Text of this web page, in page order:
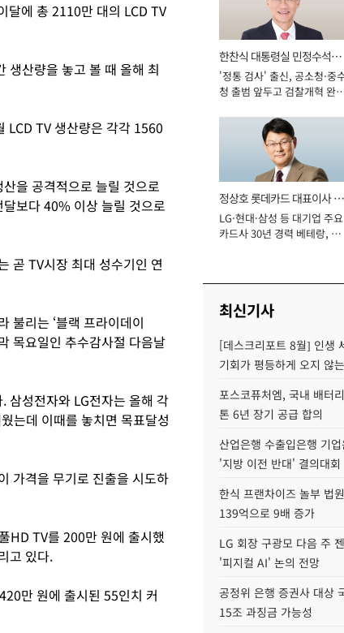
달에 총 2110만 대의 LCD TV
생산량을 놓고 볼 때 올해 최
LCD TV 생산량은 각각 1560
을 공격적으로 늘릴 것으로
보다 40% 이상 늘릴 것으로
곧 TV시장 최대 성수기인 연
불리는 ‘블랙 프라이데이
목요일인 추수감사절 다음날
삼성전자와 LG전자는 올해 각
는데 이때를 놓치면 목표달성
가격을 무기로 진출을 시도하
HD TV를 200만 원에 출시했
고 있다.
만 원에 출시된 55인치 커
한찬식 대통령실 민정수석비
서관
'정통 검사' 출신, 공소청·중
청 출범 앞두고 검찰개혁 완
정상호 롯데카드 대표이사 사
장
LG·현대·삼성 등 대기업 주요
카드사 30년 경력 베테랑, 신
최신기사
[데스크리포트 8월] 인생
기회가 평등하게 오지 않
포스코퓨처엠, 국내 배터
톤 6년 장기 공급 합의
산업은행 수출입은행 기
'지방 이전 반대' 결의대회
한식 프랜차이즈 놀부 법
139억으로 9배 증가
LG 회장 구광모 다음 주
'피지컬 AI' 논의 전망
공정위 은행 증권사 대상
15조 과징금 가능성